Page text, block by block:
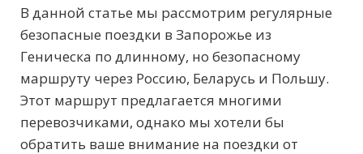
В данной статье мы рассмотрим регулярные
безопасные поездки в Запорожье из
Геническа по длинному, но безопасному
маршруту через Россию, Беларусь и Польшу.
Этот маршрут предлагается многими
перевозчиками, однако мы хотели бы
обратить ваше внимание на поездки от